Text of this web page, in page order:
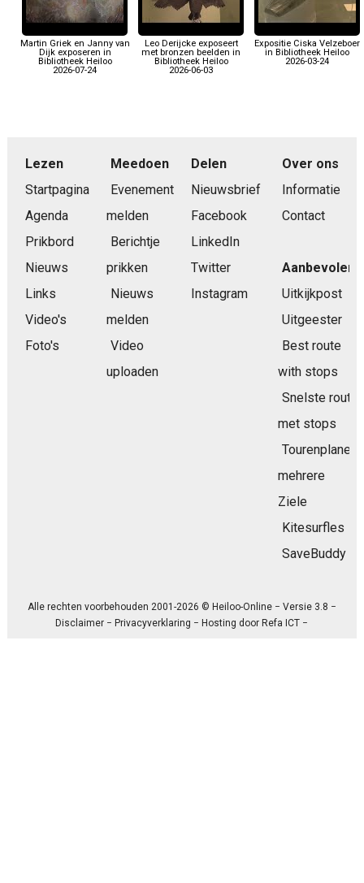
Martin Griek en Janny van
Dijk exposeren in
Bibliotheek Heiloo
2026-07-24
Leo Derijcke exposeert
met bronzen beelden in
Bibliotheek Heiloo
2026-06-03
Expositie Ciska Velzeboer
in Bibliotheek Heiloo
2026-03-24
Lezen
Startpagina
Agenda
Prikbord
Nieuws
Links
Video's
Foto's
Meedoen
Evenement
melden
Berichtje
prikken
Nieuws
melden
Video
uploaden
Delen
Nieuwsbrief
Facebook
LinkedIn
Twitter
Instagram
Over ons
Informatie
Contact
Aanbevolen
Uitkijkpost
Uitgeester
Best route
with stops
Snelste route
met stops
Tourenplaner
mehrere
Ziele
Kitesurfles
SaveBuddy
Alle rechten voorbehouden 2001-2026 © Heiloo-Online − Versie 3.8 −
Disclaimer − Privacyverklaring − Hosting door Refa ICT −